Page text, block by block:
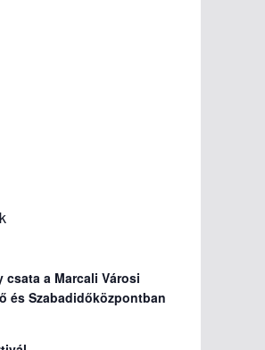
csata a Marcali Városi
és Szabadidőközpontban